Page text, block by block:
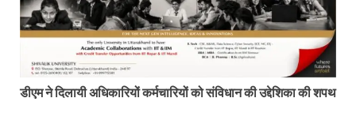
डीएम ने दिलायी अधिकारियों कर्मचारियों को संविधान की उद्देशिका की शपथ